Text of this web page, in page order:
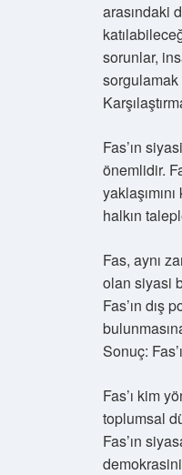
arasındaki
sorunlar,
sorgulamak
Fas’ın
önemlidir.
halkın
Fas, aynı
olan siyasi
Fas’ın
Sonuç:
Fas’ı kim
toplumsal
Fas’ın